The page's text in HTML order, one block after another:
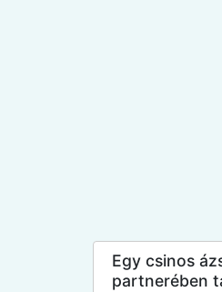
Egy csinos
partnerében